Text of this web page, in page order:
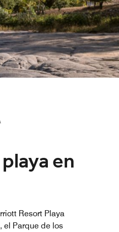
en
Resort Playa
el Parque de los